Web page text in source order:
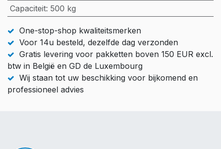
Capaciteit: 500 kg
One-stop-shop kwaliteitsmerken
Voor 14u besteld, dezelfde dag verzonden
Gratis levering voor pakketten boven 150 EUR excl.
btw in België en GD de Luxembourg
Wij staan tot uw beschikking voor bijkomend en
professioneel advies